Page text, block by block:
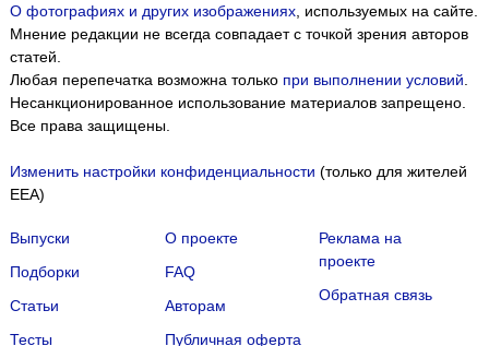
О фотографиях и других изображениях, используемых на сайте.
Мнение редакции не всегда совпадает с точкой зрения авторов
статей.
Любая перепечатка возможна только при выполнении условий
Несанкционированное использование материалов запрещено.
Все права защищены.
Изменить настройки конфиденциальности (только для жителей
EEA)
Выпуски
Подборки
Статьи
Тесты
О проекте
FAQ
Авторам
Публичная оферта
Реклама на
проекте
Обратная связь